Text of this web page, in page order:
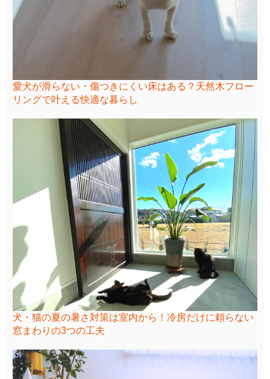
愛犬が滑らない・傷つきにくい床はある？天然木フロー
リングで叶える快適な暮らし
犬・猫の夏の暑さ対策は室内から！冷房だけに頼らない
窓まわりの3つの工夫